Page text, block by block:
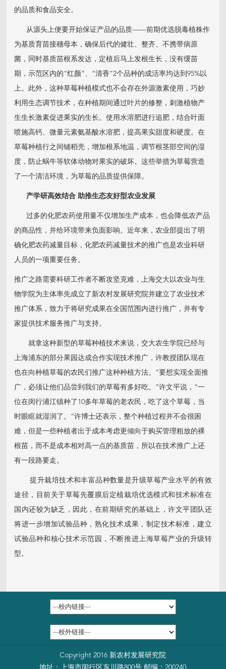
的品质和食品安全。
从源头上便要开始保证产品的品质——前期优选脱毒植株作
为基质育苗接穗母本，确保后代的健壮、整齐、不携带病原
菌，同时基质苗根系发达，定植后马上发根生长，没有缓苗
期，示范区内的“红颜”、“清香”2个品种的成活率均达到95%以
上。此外，这种草莓种植模式也不会存在外源激素使用，巧妙
利用生态调节技术，在种植期间通过叶片的修整，刺激植物产
生生长激素促进果实的生长。使用水溶肥进行追肥，结合叶面
喷施高钙、微量元素氨基酸水溶肥，提高果实甜度和硬度。在
草莓种植行之间铺稻壳，增加根系地温，调节根茎部空间的湿
度，防止蜗牛等软体动物对果实的破坏。这些举措为草莓营造
了一个清洁环境，为草莓的品质提供保障。
产学研高效结合 助推生态友好型农业发展
过多的化肥农药使用量不仅增加生产成本，也会降低农产品
的商品性，并给环境带来负面影响。近年来，农业部提出了明
确化肥农药减量目标，化肥农药减量技术的推广也是农业科研
人员的一项重要任务。
推广之路需要科研工作者不断攻坚克难，上海交大以农业与生
物学院为主体率先成立了新农村发展研究院并建立了农业技术
推广体系，致力于将研究成果在全国范围内进行推广，并有专
家提供技术服务推广与支持。
就拿这种新型的草莓种植技术来说，交大农生学院已经与
上海浦东的部分果园达成合作实现技术推广，许教授团队现在
也在向种植草莓的农民们推广这种种植方法。“要想实现全面推
广，必须让他们品尝到我们的草莓有多好吃。”许文平说，“一
位在闵行浦江镇种了10多年草莓的老农民，吃了这个草莓，当
时眼眶就湿润了。”许博士还表示，整个种植过程并不会很困
难，但是一些种植者出于成本考虑更倾向于购买管理粗放的裸
根苗，而不是成本相对高一点的基质苗，所以在技术推广上还
有一段路要走。
提升栽培技术和丰富品种数量是升级草莓产业水平的有效
途径，目前关于草莓先覆膜后定植栽培优选模式和技术标准在
国内还较为缺乏，因此，在前期研究的基础上，许文平团队还
将进一步增加试验品种，熟化技术成果，制定技术标准，建立
试验品种和核心技术示范园，不断推进上海草莓产业的升级转
型。
Copyright 2016 新农村发展研究院
地址：上海市闵行区东川路800号 邮编：200240